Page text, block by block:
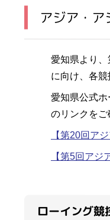
アジア・
愛知県より
に向け、各競
愛知県公式
のリンクをご
【第20回ア
【第5回ア
ローイング競